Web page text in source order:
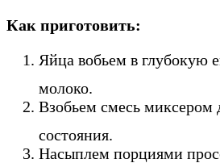
Как приготовить:
Яйца вобьем в глубокую
молоко.
Взобьем смесь миксером
состояния.
Насыплем порциями